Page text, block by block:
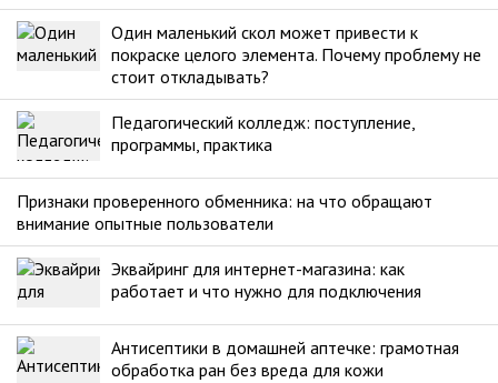
Один маленький скол может привести к
покраске целого элемента. Почему проблему не
стоит откладывать?
Педагогический колледж: поступление,
программы, практика
Признаки проверенного обменника: на что обращают
внимание опытные пользователи
Эквайринг для интернет-магазина: как
работает и что нужно для подключения
Антисептики в домашней аптечке: грамотная
обработка ран без вреда для кожи